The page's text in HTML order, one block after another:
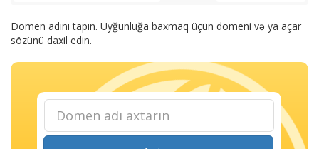
Domen adını tapın. Uyğunluğa baxmaq üçün domeni və ya açar
sözünü daxil edin.